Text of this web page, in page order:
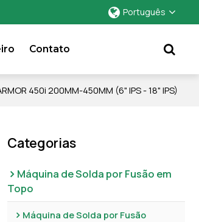
Português
Contato
450i 200MM-450MM (6" IPS - 18" IPS)
Categorias
Máquina de Solda por Fusão em
Topo
Máquina de Solda por Fusão